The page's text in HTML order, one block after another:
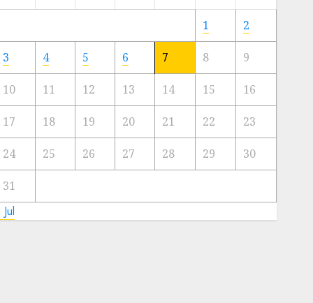
Artis
Kota
23/11/2024
0
1 2
3 4 5 6 7 8 9
10 11 12 13 14 15 16
17 18 19 20 21 22 23
24 25 26 27 28 29 30
31